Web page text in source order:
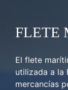
FLETE
El flete
utilizada a la
mercancías